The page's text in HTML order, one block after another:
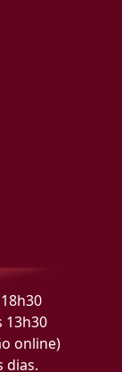
13h30
online)
dias.